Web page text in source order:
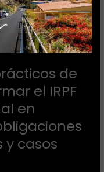
de
el IRPF
en
y casos